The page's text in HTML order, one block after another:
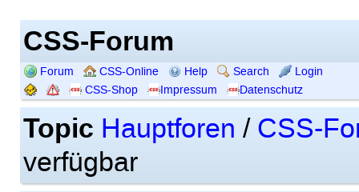
CSS-Forum
Forum CSS-Online Help Search
Login
CSS-Shop
Impressum Datenschutz
Topic Hauptforen / CSS-
verfügbar